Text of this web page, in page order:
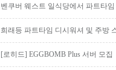
벤쿠버 웨스트 일식당에서 파트타
희래등 파트타임 디시워셔 및 주방
[로히드] EGGBOMB Plus 서버 모집